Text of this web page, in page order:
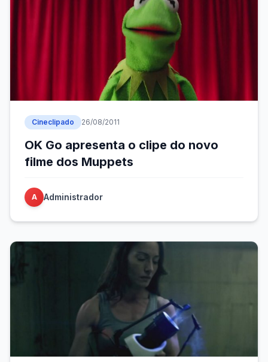
Cineclipado 26/08/2011
OK Go apresenta o clipe do novo
filme dos Muppets
A Administrador